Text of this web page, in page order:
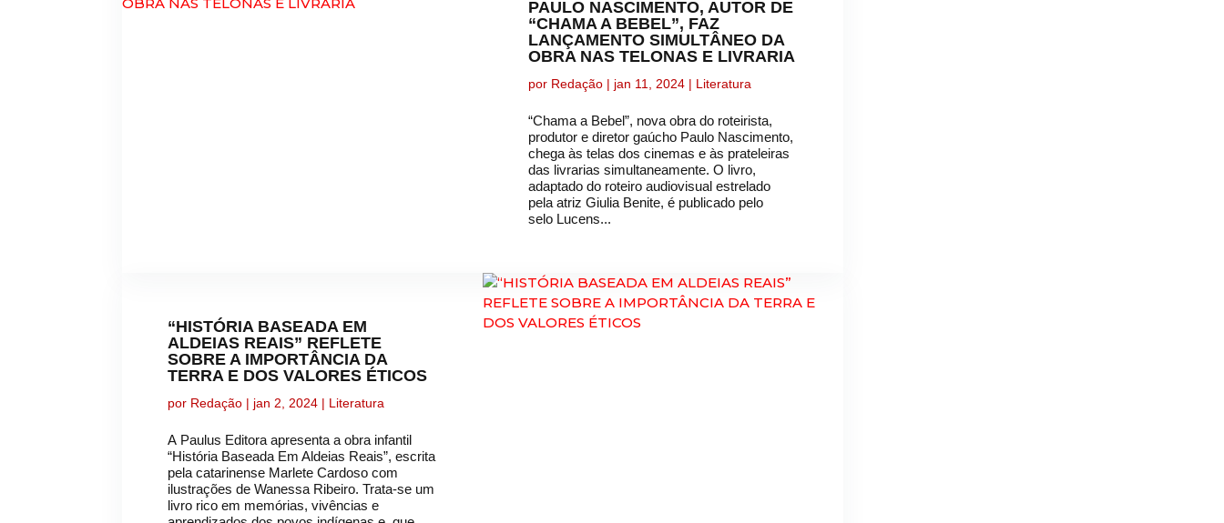
PAULO NASCIMENTO, AUTOR DE
“CHAMA A BEBEL”, FAZ
LANÇAMENTO SIMULTÂNEO DA
OBRA NAS TELONAS E LIVRARIA
por Redação | jan 11, 2024 | Literatura
“Chama a Bebel”, nova obra do roteirista,
produtor e diretor gaúcho Paulo Nascimento,
chega às telas dos cinemas e às prateleiras
das livrarias simultaneamente. O livro,
adaptado do roteiro audiovisual estrelado
pela atriz Giulia Benite, é publicado pelo
selo Lucens...
“HISTÓRIA BASEADA EM
ALDEIAS REAIS” REFLETE
SOBRE A IMPORTÂNCIA DA
TERRA E DOS VALORES ÉTICOS
por Redação | jan 2, 2024 | Literatura
A Paulus Editora apresenta a obra infantil
“História Baseada Em Aldeias Reais”, escrita
pela catarinense Marlete Cardoso com
ilustrações de Wanessa Ribeiro. Trata-se um
livro rico em memórias, vivências e